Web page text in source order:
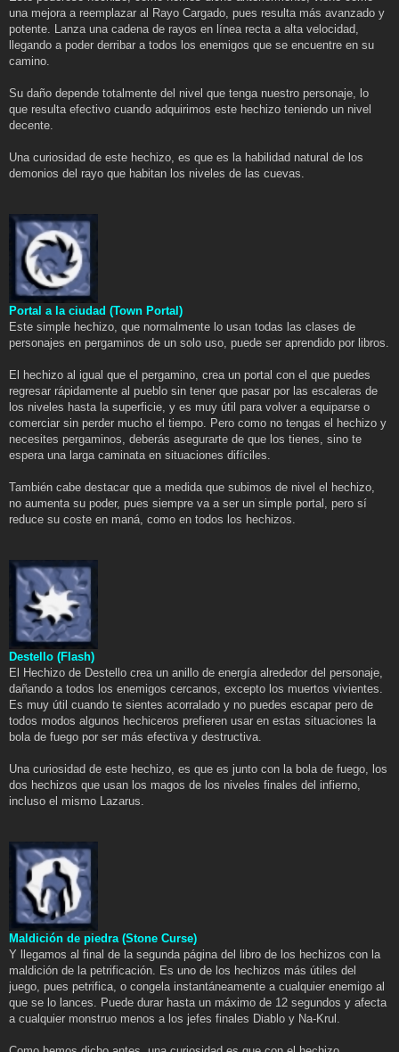
una mejora a reemplazar al Rayo Cargado, pues resulta más avanzado y
potente. Lanza una cadena de rayos en línea recta a alta velocidad,
llegando a poder derribar a todos los enemigos que se encuentre en su
camino.
Su daño depende totalmente del nivel que tenga nuestro personaje, lo
que resulta efectivo cuando adquirimos este hechizo teniendo un nivel
decente.
Una curiosidad de este hechizo, es que es la habilidad natural de los
demonios del rayo que habitan los niveles de las cuevas.
Portal a la ciudad (Town Portal)
Este simple hechizo, que normalmente lo usan todas las clases de
personajes en pergaminos de un solo uso, puede ser aprendido por libros.
El hechizo al igual que el pergamino, crea un portal con el que puedes
regresar rápidamente al pueblo sin tener que pasar por las escaleras de
los niveles hasta la superficie, y es muy útil para volver a equiparse o
comerciar sin perder mucho el tiempo. Pero como no tengas el hechizo y
necesites pergaminos, deberás asegurarte de que los tienes, sino te
espera una larga caminata en situaciones difíciles.
También cabe destacar que a medida que subimos de nivel el hechizo,
no aumenta su poder, pues siempre va a ser un simple portal, pero sí
reduce su coste en maná, como en todos los hechizos.
Destello (Flash)
El Hechizo de Destello crea un anillo de energía alrededor del personaje,
dañando a todos los enemigos cercanos, excepto los muertos vivientes.
Es muy útil cuando te sientes acorralado y no puedes escapar pero de
todos modos algunos hechiceros prefieren usar en estas situaciones la
bola de fuego por ser más efectiva y destructiva.
Una curiosidad de este hechizo, es que es junto con la bola de fuego, los
dos hechizos que usan los magos de los niveles finales del infierno,
incluso el mismo Lazarus.
Maldición de piedra (Stone Curse)
Y llegamos al final de la segunda página del libro de los hechizos con la
maldición de la petrificación. Es uno de los hechizos más útiles del
juego, pues petrifica, o congela instantáneamente a cualquier enemigo al
que se lo lances. Puede durar hasta un máximo de 12 segundos y afecta
a cualquier monstruo menos a los jefes finales Diablo y Na-Krul.